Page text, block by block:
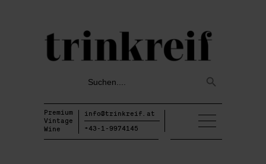
for:
Button
Premium
Vintage
Wine
info@trinkreif.at
+43-1-9974145